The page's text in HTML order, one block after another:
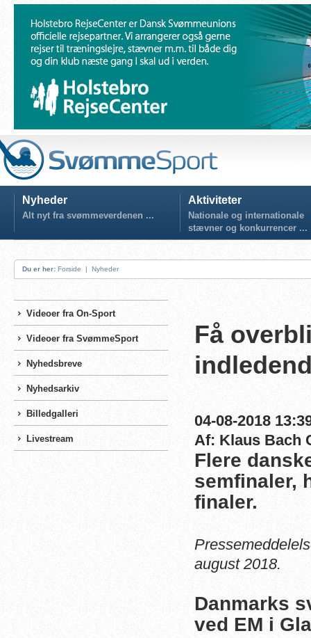
Nyheder
Alt nyt fra svømmeverdenen ...
Aktiviteter
Nationale og internationale
stævner og konkurrencer ...
Du er her: Forside | Nyheder
Videoer fra On-Sport
Videoer fra SvømmeSport
Nyhedsbreve
Nyhedsarkiv
Billedgalleri
Livestream
Få
04-08-2018
Af: Klaus Bach
Flere
semfinaler,
finaler.
august 2018.
Danmarks
ved EM i